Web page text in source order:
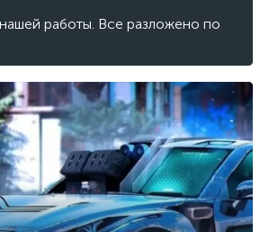
работы. Все разложено по